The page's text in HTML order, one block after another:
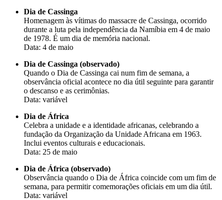
Dia de Cassinga
Homenagem às vítimas do massacre de Cassinga, ocorrido
durante a luta pela independência da Namíbia em 4 de maio
de 1978. É um dia de memória nacional.
Data: 4 de maio
Dia de Cassinga (observado)
Quando o Dia de Cassinga cai num fim de semana, a
observância oficial acontece no dia útil seguinte para garantir
o descanso e as cerimônias.
Data: variável
Dia de África
Celebra a unidade e a identidade africanas, celebrando a
fundação da Organização da Unidade Africana em 1963.
Inclui eventos culturais e educacionais.
Data: 25 de maio
Dia de África (observado)
Observância quando o Dia de África coincide com um fim de
semana, para permitir comemorações oficiais em um dia útil.
Data: variável